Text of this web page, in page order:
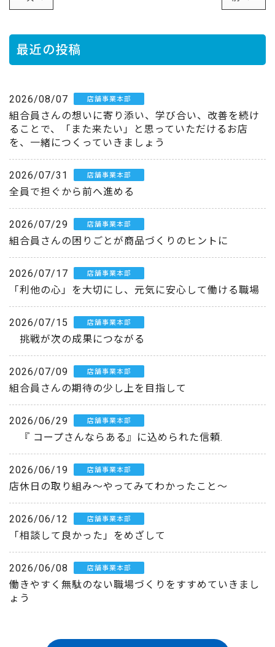
最近の投稿
2026/08/07 店舗事業本部
組合員さんの想いに寄り添い、学び合い、改善を続け
ることで、「また来たい」と思っていただけるお店
を、一緒につくっていきましょう
2026/07/31 店舗事業本部
全員で担ぐから前へ進める
2026/07/29 店舗事業本部
組合員さんの困りごとが商品づくりのヒントに
2026/07/17 店舗事業本部
「利他の心」を大切にし、元気に安心して働ける職場
2026/07/15 店舗事業本部
挑戦が次の成果につながる
2026/07/09 店舗事業本部
組合員さんの期待の少し上を目指して
2026/06/29 店舗事業本部
『 コープさんならある』に込められた信頼.
2026/06/19 店舗事業本部
店休日の取り組み～やってみてわかったこと～
2026/06/12 店舗事業本部
「相談して良かった」をめざして
2026/06/08 店舗事業本部
働きやすく無駄のない職場づくりをすすめていきまし
ょう